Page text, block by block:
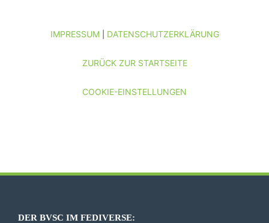
IMPRESSUM| DATENSCHUTZERKLÄRUNG
ZURÜCK ZUR STARTSEITE
COOKIE-EINSTELLUNGEN
DER BVSC IM FEDIVERSE: